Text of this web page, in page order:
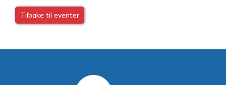
Tilbake til eventer